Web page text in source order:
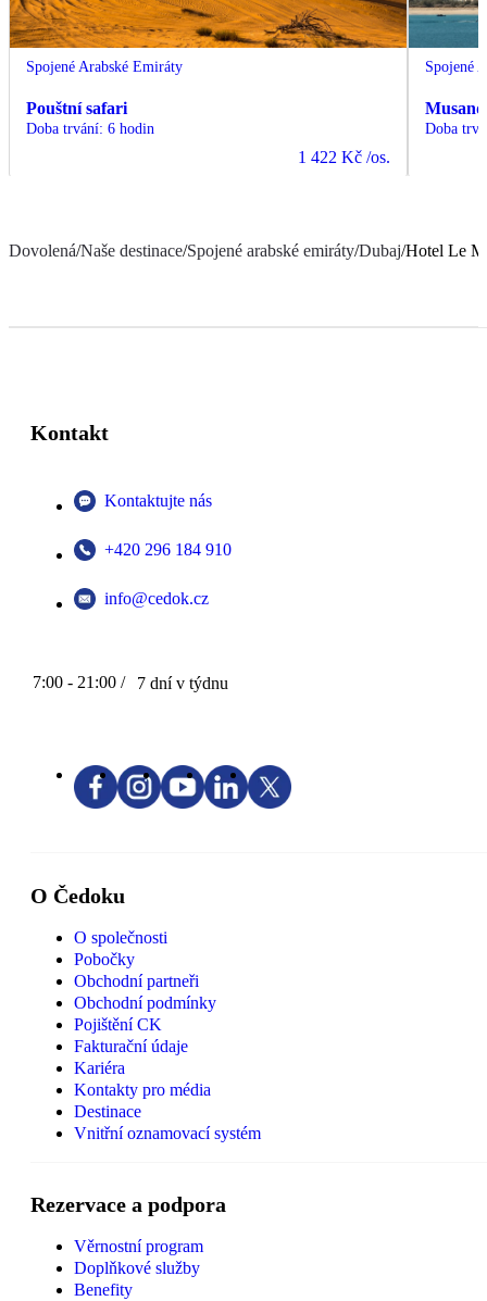
Spojené Arabské Emiráty
Pouštní safari
Doba trvání: 6 hodin
1 422 Kč /os.
Spojené
Doba
Dovolená/Naše destinace/Spojené arabské emiráty/Dubaj/Hotel Le
Kontakt
Kontaktujte nás
+420 296 184 910
info@cedok.cz
7:00 - 21:00 / 7 dní v týdnu
O Čedoku
O společnosti
Pobočky
Obchodní partneři
Obchodní podmínky
Pojištění CK
Fakturační údaje
Kariéra
Kontakty pro média
Destinace
Vnitřní oznamovací systém
Rezervace a podpora
Věrnostní program
Doplňkové služby
Benefity